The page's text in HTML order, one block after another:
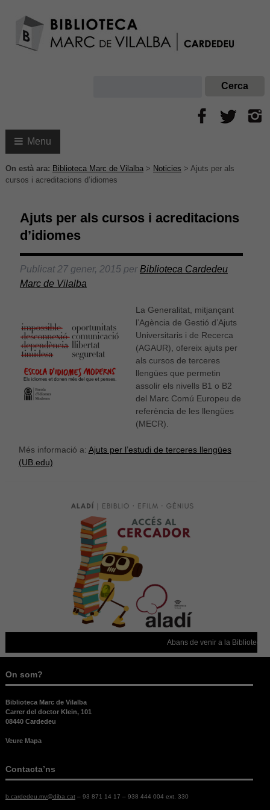
Menu
On està ara: Biblioteca Marc de Vilalba> Noticies > Ajuts per als
cursos i acreditacions d’idiomes
Ajuts per als cursos i acreditacions
d’idiomes
Publicat 27 gener, 2015perBiblioteca Cardedeu
Marc de Vilalba
La Generalitat, mitjançant
l’Agència de Gestió d’Ajuts
Universitaris i de Recerca
(AGAUR), ofereix ajuts per
als cursos de terceres
llengües que permetin
assolir els nivells B1 o B2
del Marc Comú Europeu de
referència de les llengües
(MECR).
Més informació a: Ajuts per l’estudi de terceres llengües
(UB.edu)
Abans de venir a la Biblioteca,
On som?
Biblioteca Marc de Vilalba
Carrer del doctor Klein, 101
08440 Cardedeu
Veure Mapa
Contacta’ns
b.cardedeu.mv@diba.cat– 93 871 14 17 – 938 444 004 ext. 330
Necessàries